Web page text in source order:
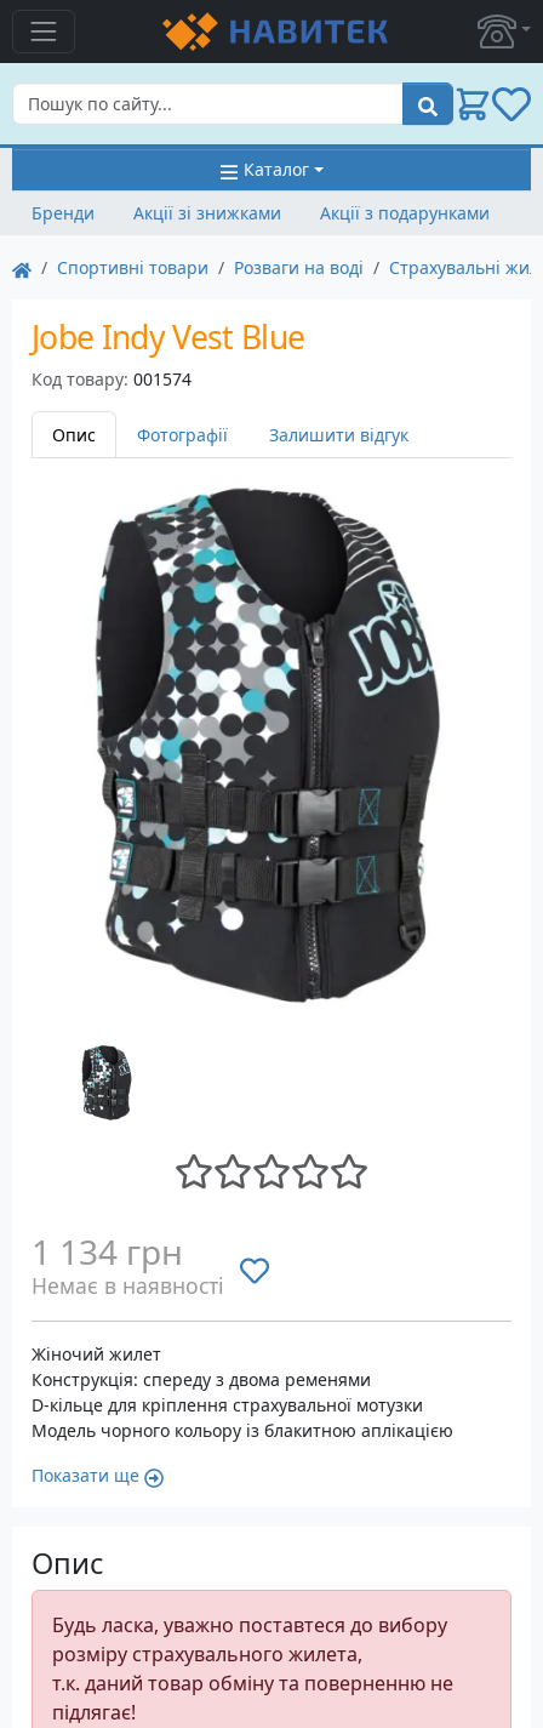
Пошук
Каталог
Бренди
Акції зі знижками Акції з подарунками
Спортивні товари Розваги на воді Страхувальні
Jobe Indy Vest Blue
Код товару: 001574
Опис Фотографії Залишити відгук
1 134 грн
Немає в наявності
Жіночий жилет
Конструкція: спереду з двома ременями
D-кільце для кріплення страхувальної мотузки
Модель чорного кольору із блакитною аплікацією
Показати ще
Опис
Будь ласка, уважно поставтеся до вибору
розміру страхувального жилета,
т.к. даний товар обміну та поверненню не
підлягає!